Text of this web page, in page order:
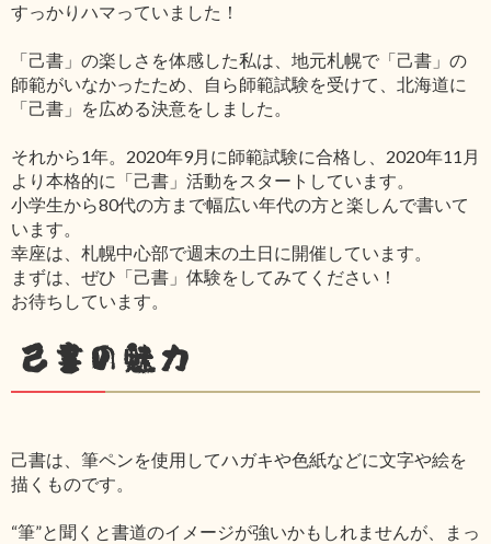
すっかりハマっていました！
「己書」の楽しさを体感した私は、地元札幌で「己書」の
師範がいなかったため、自ら師範試験を受けて、北海道に
「己書」を広める決意をしました。
それから1年。2020年9月に師範試験に合格し、2020年11月
より本格的に「己書」活動をスタートしています。
小学生から80代の方まで幅広い年代の方と楽しんで書いて
います。
幸座は、札幌中心部で週末の土日に開催しています。
まずは、ぜひ「己書」体験をしてみてください！
お待ちしています。
己書の魅力
己書は、筆ペンを使用してハガキや色紙などに文字や絵を
描くものです。
“筆”と聞くと書道のイメージが強いかもしれませんが、まっ